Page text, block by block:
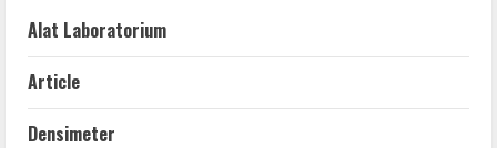
Alat Laboratorium
Article
Densimeter